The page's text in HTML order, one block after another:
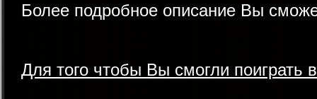
Более подробное описание Вы
Для того чтобы Вы смогли поиграть